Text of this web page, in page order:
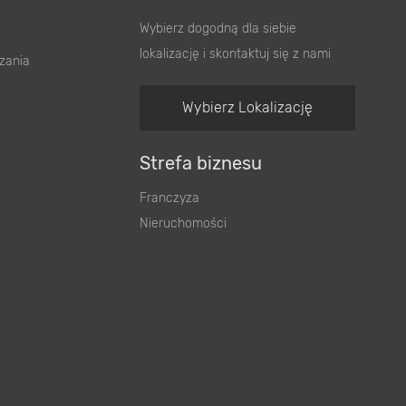
Wybierz dogodną dla siebie
lokalizację i skontaktuj się z nami
Wybierz Lokalizację
Strefa biznesu
Franczyza
Nieruchomości